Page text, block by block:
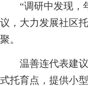
“调研中发现，年
议，大力发展社区
聚。
温善连代表建议
式托育点，提供小